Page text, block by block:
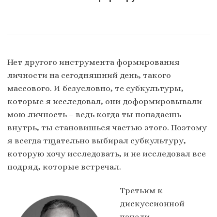
Нет другого инструмента формирования
личности на сегодняшний день, такого
массового. И безусловно, те субкультуры,
которые я исследовал, они доформировывали
мою личность – ведь когда ты попадаешь
внутрь, ты становишься частью этого. Поэтому
я всегда тщательно выбирал субкультуру,
которую хочу исследовать, и не исследовал все
подряд, которые встречал.
Третьим к
дискуссионной